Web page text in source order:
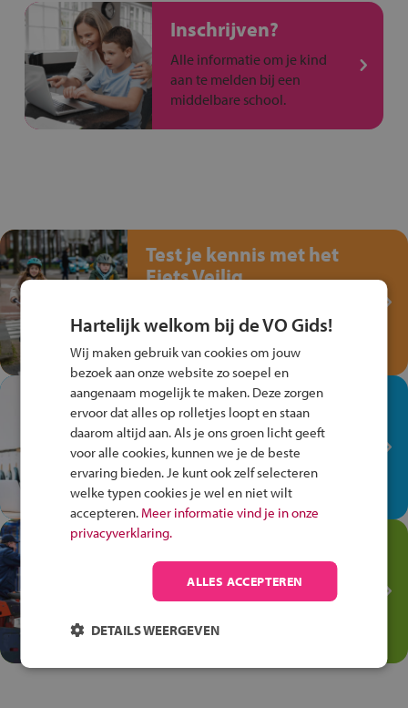
Inschrijven?
Alle informatie om je kind
aan te melden bij een
middelbare school.
Test je kennis met het
Fiets Veilig
Speel het Fiets Veilig Verkeersspel
en win een Cortina-fiets!
In de winkel ben je op je
plek!
Ontdek via het vmbo jouw talent
op de winkelvloer, waar elke dag
anders is!
Jouw talent in de
Transport en Logistiek
Kies voor vmbo Transport en
thuiskomen!
Hartelijk welkom bij de VO Gids!
Wij maken gebruik van cookies om jouw
bezoek aan onze website zo soepel en
aangenaam mogelijk te maken. Deze zorgen
ervoor dat alles op rolletjes loopt en staan
daarom altijd aan. Als je ons groen licht geeft
voor alle cookies, kunnen we je de beste
ervaring bieden. Je kunt ook zelf selecteren
welke typen cookies je wel en niet wilt
accepteren. Meer informatie vind je in onze
privacyverklaring.
ALLES ACCEPTEREN
DETAILS WEERGEVEN